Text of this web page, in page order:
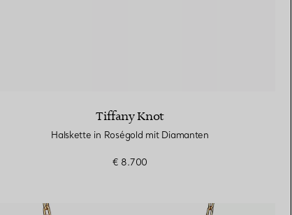
Tiffany Knot
Halskette in Roségold mit Diamanten
€ 8.700